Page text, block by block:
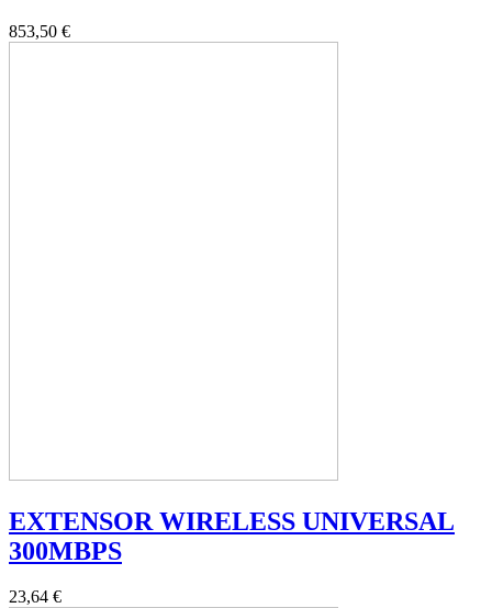
853,50 €
EXTENSOR WIRELESS UNIVERSAL
300MBPS
23,64 €